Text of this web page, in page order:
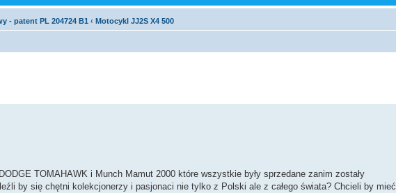
- patent PL 204724 B1 ‹ Motocykl JJ2S X4 500
TOMAHAWK i Munch Mamut 2000 które wszystkie były sprzedane zanim zostały
by się chętni kolekcjonerzy i pasjonaci nie tylko z Polski ale z całego świata? Chcieli by mieć